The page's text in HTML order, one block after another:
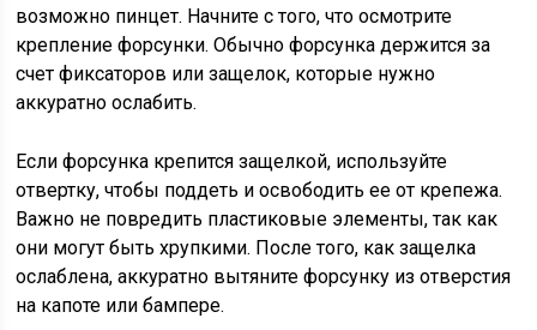
возможно пинцет. Начните с того, что осмотрите
крепление форсунки. Обычно форсунка держится за
счет фиксаторов или защелок, которые нужно
аккуратно ослабить.
Если форсунка крепится защелкой, используйте
отвертку, чтобы поддеть и освободить ее от крепежа.
Важно не повредить пластиковые элементы, так как
они могут быть хрупкими. После того, как защелка
ослаблена, аккуратно вытяните форсунку из отверстия
на капоте или бампере.